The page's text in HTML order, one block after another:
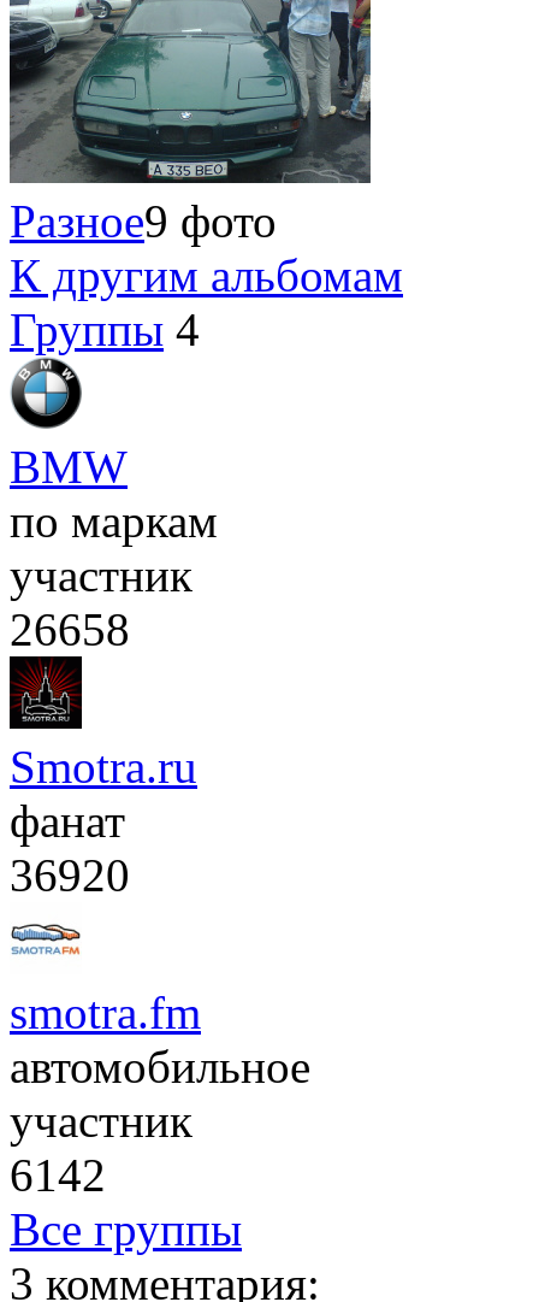
Разное9 фото
К другим альбомам
Группы 4
BMW
по маркам
участник
26658
Smotra.ru
фанат
36920
smotra.fm
автомобильное
участник
6142
Все группы
3 комментария: